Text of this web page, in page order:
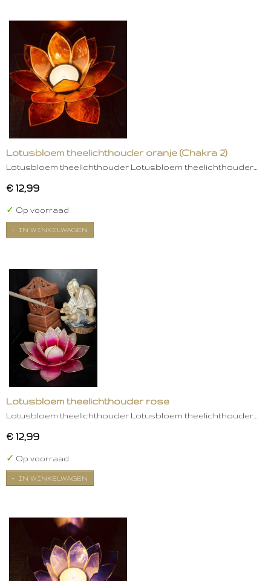
Lotusbloem theelichthouder oranje (Chakra 2)
Lotusbloem theelichthouder Lotusbloem theelichthouder…
€ 12,99
✓ Op voorraad
IN WINKELWAGEN
Lotusbloem theelichthouder rose
Lotusbloem theelichthouder Lotusbloem theelichthouder…
€ 12,99
✓ Op voorraad
IN WINKELWAGEN